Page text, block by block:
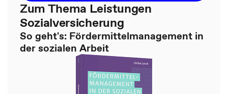
Zum Thema Leistungen
Sozialversicherung
So geht's: Fördermittelmanagement in
der sozialen Arbeit